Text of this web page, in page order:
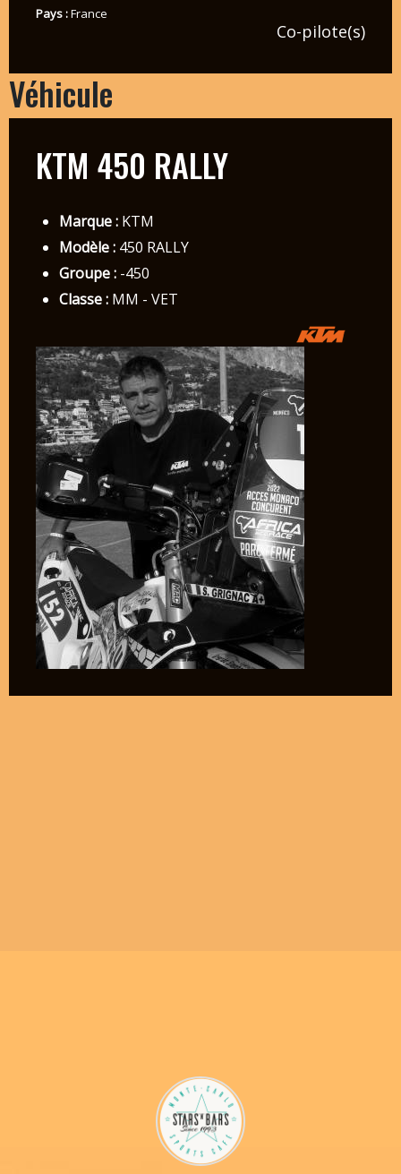
Pays :France
Co-pilote(s)
Véhicule
KTM 450 RALLY
Marque :KTM
Modèle :450 RALLY
Groupe :-450
Classe :MM - VET